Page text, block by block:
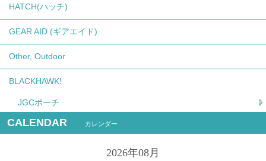
HATCH(ハッチ)
GEAR AID (ギアエイド)
Other, Outdoor
BLACKHAWK!
JGCポーチ
CALENDAR カレンダー
2026年08月